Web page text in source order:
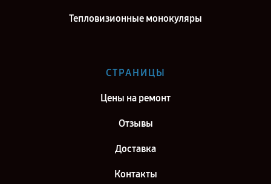
Ремонт тепловизионного прицела Fortuna General 40L3 в г.
Самара
Москва
Ремонт тепловизионного прицела Fortuna General 40L3 в г. Санкт-
Тепловизионные монокуляры
СТРАНИЦЫ
Цены на ремонт
Отзывы
Доставка
Контакты